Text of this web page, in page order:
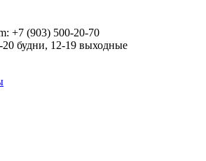
+7 (903) 500-20-70
20 будни, 12-19 выходные